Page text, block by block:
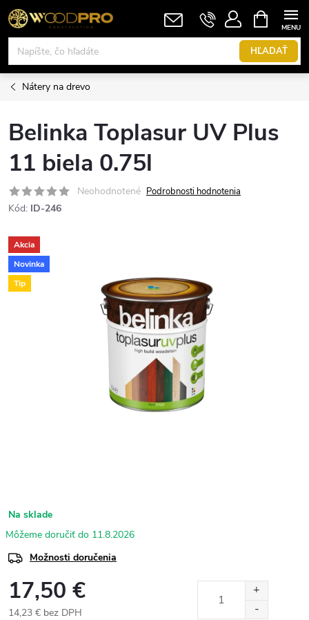
Prejsť
na
obsah
HĽADAŤ
KOŠÍK
Nátery na drevo
Belinka Toplasur UV Plus
11 biela 0.75l
Neohodnotené Podrobnosti hodnotenia
Kód: ID-246
Akcia
Novinka
Tip
Na sklade
11.8.2026
Možnosti doručenia
17,50 €
14,23 € bez DPH